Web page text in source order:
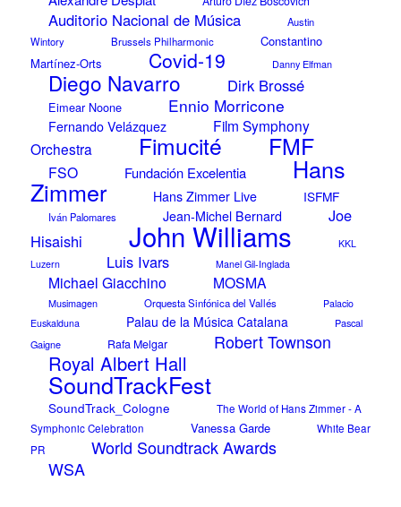
Auditorio Nacional de Música
Austin
Wintory
Brussels Philharmonic
Constantino
Martínez-Orts
Covid-19 Danny Elfman
Diego Navarro Dirk Brossé
Eimear Noone Ennio Morricone
Fernando Velázquez
Film Symphony
Orchestra
Fimucité FMF
FSO Fundación Excelentia Hans
Zimmer Hans Zimmer Live ISFMF
Iván Palomares Jean-Michel Bernard
Joe
Hisaishi
John Williams
KKL
Luzern
Luis Ivars Manel Gil-Inglada
Michael Giacchino MOSMA
Musimagen Orquesta Sinfónica del Vallés
Palacio
Euskalduna
Palau de la Música Catalana
Pascal
Gaigne
Rafa Melgar Robert Townson
Royal Albert Hall
SoundTrackFest
SoundTrack_Cologne
The World of Hans Zimmer - A
Symphonic Celebration
Vanessa Garde
White Bear
PR
World Soundtrack Awards
WSA